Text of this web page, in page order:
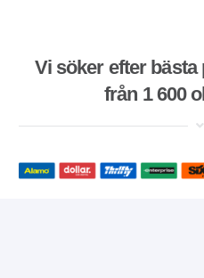
Vi söker efter
från 1 600